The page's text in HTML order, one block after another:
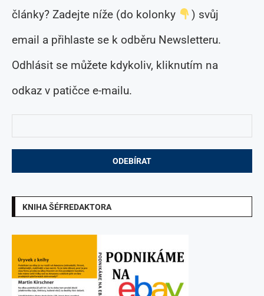
články? Zadejte níže (do kolonky
) svůj
email a přihlaste se k odběru Newsletteru.
Odhlásit se můžete kdykoliv, kliknutím na
odkaz v patičce e-mailu.
KNIHA ŠÉFREDAKTORA